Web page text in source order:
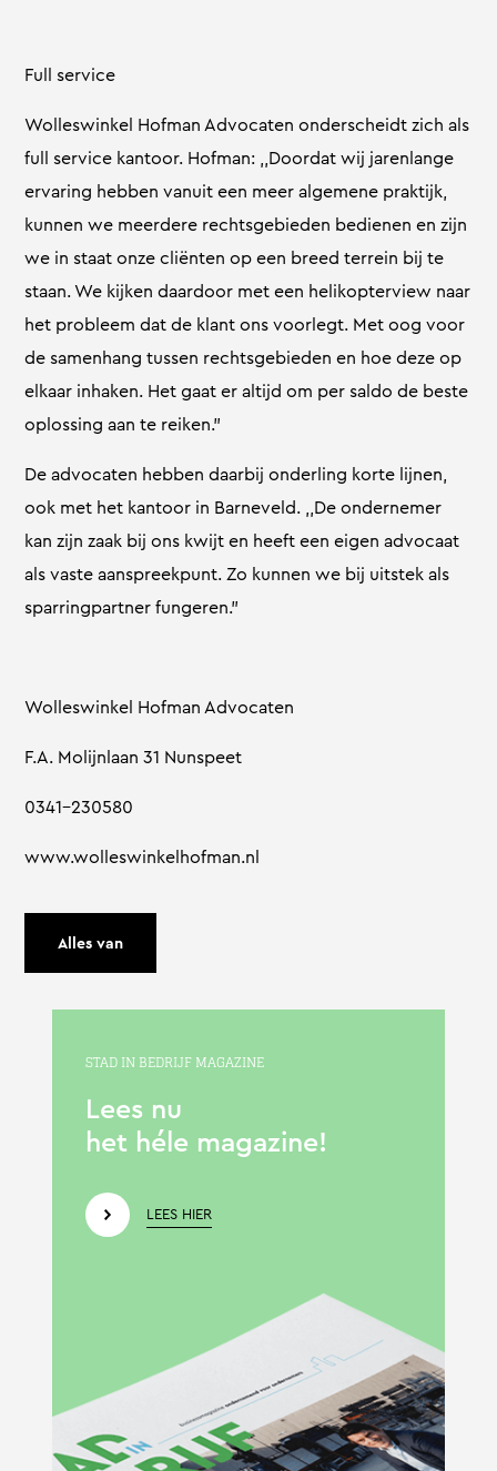
Full service
Wolleswinkel Hofman Advocaten onderscheidt zich als
full service kantoor. Hofman: ,,Doordat wij jarenlange
ervaring hebben vanuit een meer algemene praktijk,
kunnen we meerdere rechtsgebieden bedienen en zijn
we in staat onze cliënten op een breed terrein bij te
staan. We kijken daardoor met een helikopterview naar
het probleem dat de klant ons voorlegt. Met oog voor
de samenhang tussen rechtsgebieden en hoe deze op
elkaar inhaken. Het gaat er altijd om per saldo de beste
oplossing aan te reiken.”
De advocaten hebben daarbij onderling korte lijnen,
ook met het kantoor in Barneveld. ,,De ondernemer
kan zijn zaak bij ons kwijt en heeft een eigen advocaat
als vaste aanspreekpunt. Zo kunnen we bij uitstek als
sparringpartner fungeren.”
Wolleswinkel Hofman Advocaten
F.A. Molijnlaan 31 Nunspeet
0341-230580
www.wolleswinkelhofman.nl
Alles van
STAD IN BEDRIJF MAGAZINE
Lees nu
het héle magazine!
LEES HIER